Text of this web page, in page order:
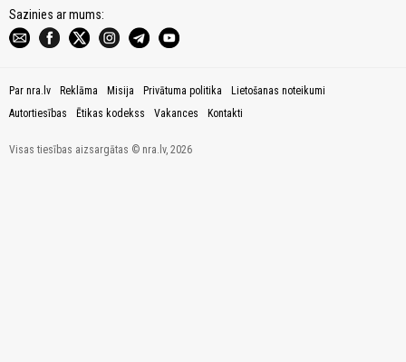
Sazinies ar mums:
Par nra.lv Reklāma Misija Privātuma politika
Lietošanas noteikumi
Autortiesības
Ētikas kodekss Vakances Kontakti
Visas tiesības aizsargātas © nra.lv, 2026